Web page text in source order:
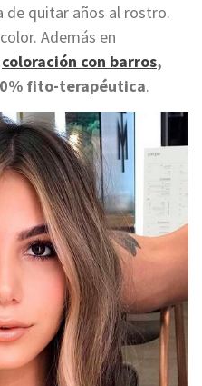
de quitar años al rostro.
Además en
coloración con barros,
fito-terapéutica.